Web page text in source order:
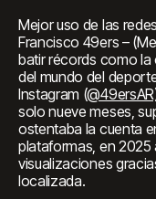
Mejor uso de las
Francisco 49ers –
batir récords como la
del mundo del
Instagram (
solo nueve meses,
ostentaba la cuenta
plataformas, en
visualizaciones
localizada.